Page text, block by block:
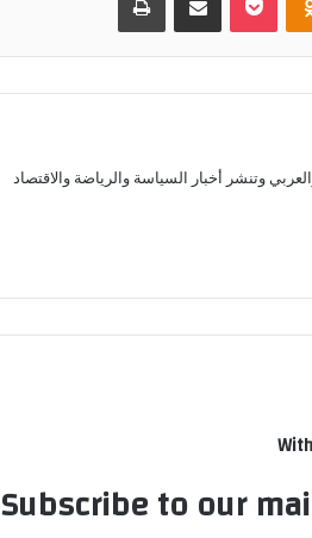
وتنشر أخبار السياسة والرياضة والاقتصاد
Subscribe to our